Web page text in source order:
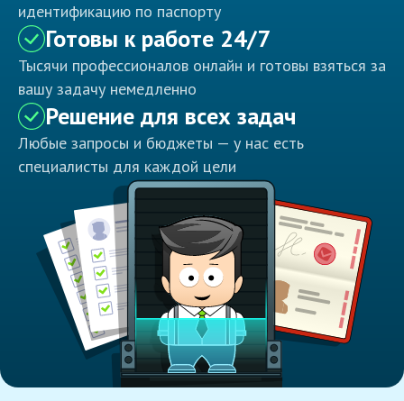
идентификацию по паспорту
Готовы к работе 24/7
Тысячи профессионалов онлайн и готовы взяться за
вашу задачу немедленно
Решение для всех задач
Любые запросы и бюджеты — у нас есть
специалисты для каждой цели